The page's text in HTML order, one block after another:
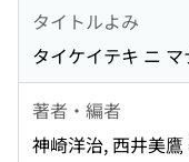
タイトルよみ
タイケイテキ ニ
著者・編者
神崎洋治, 西井美鷹